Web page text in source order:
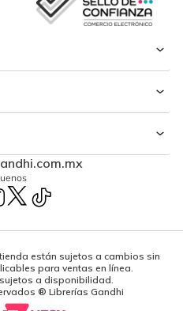
están sujetos a cambios sin
para ventas en línea.
a disponibilidad.
® Librerías Gandhi